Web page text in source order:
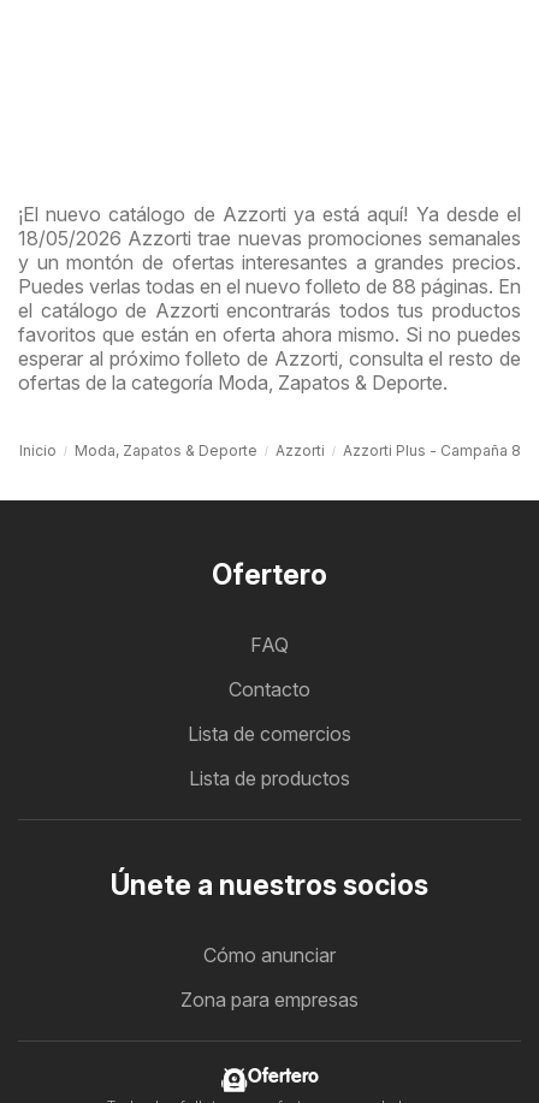
¡El nuevo catálogo de Azzorti ya está aquí! Ya desde el
18/05/2026 Azzorti trae nuevas promociones semanales
y un montón de ofertas interesantes a grandes precios.
Puedes verlas todas en el nuevo folleto de 88 páginas. En
el catálogo de Azzorti encontrarás todos tus productos
favoritos que están en oferta ahora mismo. Si no puedes
esperar al próximo folleto de Azzorti, consulta el resto de
ofertas de la categoría Moda, Zapatos & Deporte.
Inicio Moda, Zapatos & Deporte Azzorti Azzorti Plus - Campaña 8
Ofertero
FAQ
Contacto
Lista de comercios
Lista de productos
Únete a nuestros socios
Cómo anunciar
Zona para empresas
Ofertero